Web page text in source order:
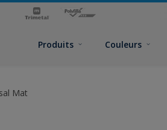
Produits Couleurs
Mat